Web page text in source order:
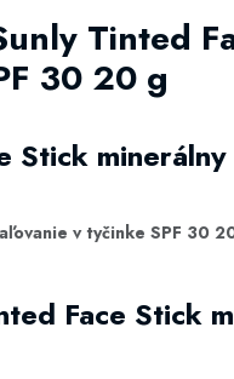
Tinted
30 20 g
v tyčinke SPF 30
Face Stick